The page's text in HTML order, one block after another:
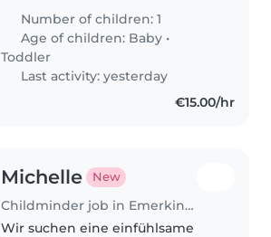
entspanntes Kleinkind. Der
ideale Babysitter sollte Deutsch
und Russisch sprechen und sich
gerne um leichte..
Number of children: 1
Age of children: Baby •
Toddler
Last activity: yesterday
€15.00/hr
Michelle New
Childminder job in Emerkingen
Wir suchen eine einfühlsame